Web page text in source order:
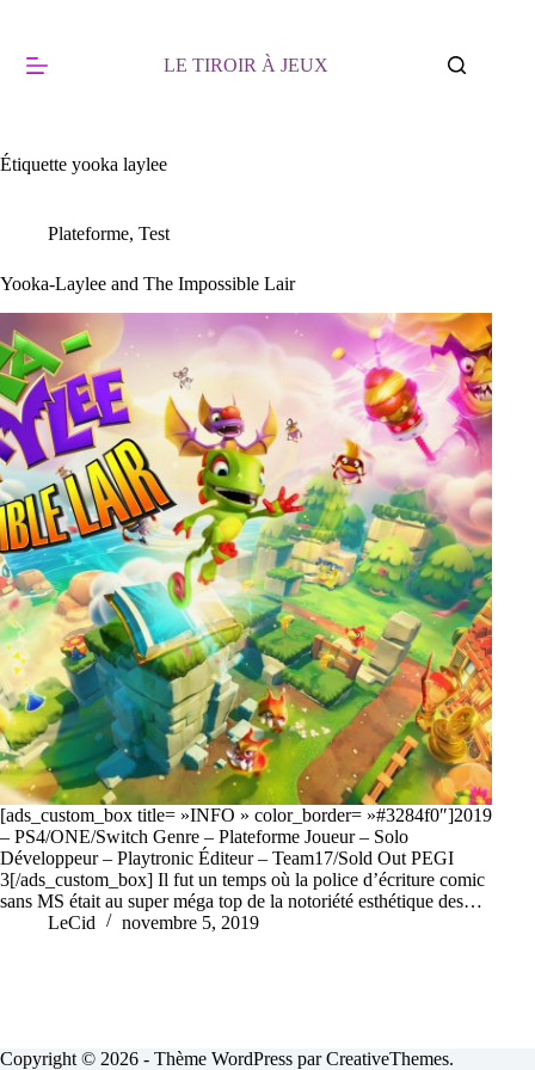
LE TIROIR À JEUX
Étiquette yooka laylee
Plateforme, Test
Yooka-Laylee and The Impossible Lair
[ads_custom_box title= »INFO » color_border= »#3284f0″]2019
– PS4/ONE/Switch Genre – Plateforme Joueur – Solo
Développeur – Playtronic Éditeur – Team17/Sold Out PEGI
3[/ads_custom_box] Il fut un temps où la police d’écriture comic
sans MS était au super méga top de la notoriété esthétique des…
LeCid
novembre 5, 2019
Copyright © 2026 - Thème WordPress parCreativeThemes.